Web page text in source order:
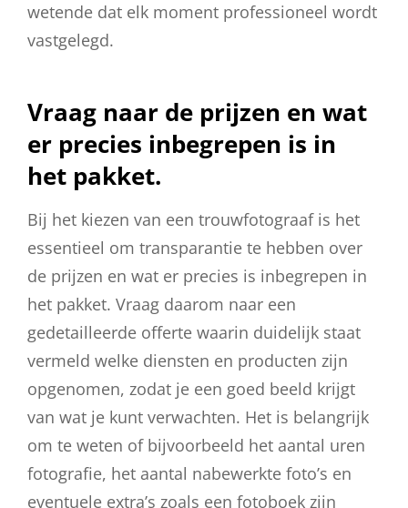
wetende dat elk moment professioneel wordt
vastgelegd.
Vraag naar de prijzen en wat
er precies inbegrepen is in
het pakket.
Bij het kiezen van een trouwfotograaf is het
essentieel om transparantie te hebben over
de prijzen en wat er precies is inbegrepen in
het pakket. Vraag daarom naar een
gedetailleerde offerte waarin duidelijk staat
vermeld welke diensten en producten zijn
opgenomen, zodat je een goed beeld krijgt
van wat je kunt verwachten. Het is belangrijk
om te weten of bijvoorbeeld het aantal uren
fotografie, het aantal nabewerkte foto’s en
eventuele extra’s zoals een fotoboek zijn